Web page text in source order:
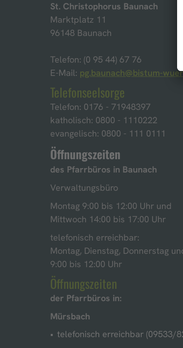
St. Christophorus Baunach
Marktplatz 11
96148 Baunach
Telefon: (0 95 44) 67 76
E-Mail: pg.baunach@bistum-
Telefonseelsorge
Telefon: 0176 - 71948397
katholisch: 0800 - 1110222
evangelisch: 0800 - 111 0111
Öffnungszeiten
des Pfarrbüros in Baunach
Verwaltungsbüro
Montag 9:00 bis 12:00 Uhr und
Mittwoch 14:00 bis 17:00 Uhr
telefonisch erreichbar:
Montag, Dienstag, Donnerstag
9:00 bis 12:00 Uhr
Öffnungszeiten
der Pfarrbüros in:
Mürsbach
telefonisch erreichbar (09533/